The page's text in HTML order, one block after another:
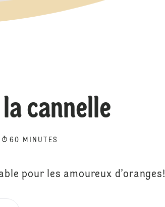
Click to rate.
cannelle
60 MINUTES
pour les amoureux d’oranges!